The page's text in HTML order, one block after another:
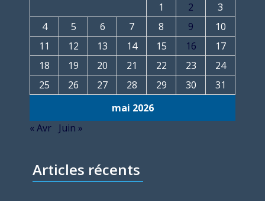
mai 2026
1
2
3
4
5 6 7 8 9
10
11
12 13 14 15 16
17
18
19 20 21 22 23
24
25
26 27 28 29 30 31
« Avr Juin »
Articles récents